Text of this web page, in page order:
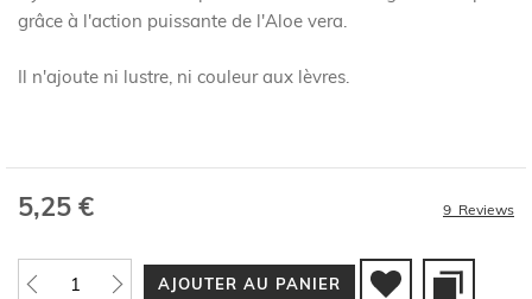
grâce à l'action puissante de l'Aloe vera.
Il n'ajoute ni lustre, ni couleur aux lèvres.
5,25 € 9 Reviews
AJOUTER AU PANIER